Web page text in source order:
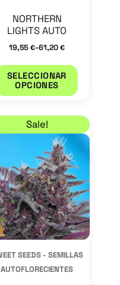
NORTHERN
LIGHTS AUTO
19,55€-61,20€
SELECCIONAR
OPCIONES
20,40 € hasta 61,20 €
Sale!
SEEDS - SEMILLAS
AUTOFLORECIENTES
Rango de precios:
Este
Las
se